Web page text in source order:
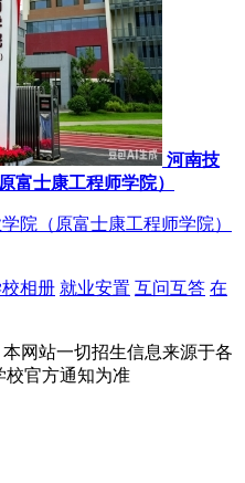
河南技
富士康工程师学院）
院（原富士康工程师学院）
相册 就业安置 互问互答 在
本网站一切招生信息来源于各
校官方通知为准